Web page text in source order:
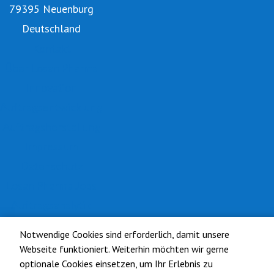
Notwendige Cookies sind erforderlich, damit unsere
Webseite funktioniert. Weiterhin möchten wir gerne
optionale Cookies einsetzen, um Ihr Erlebnis zu
79395 Neuenburg
Deutschland